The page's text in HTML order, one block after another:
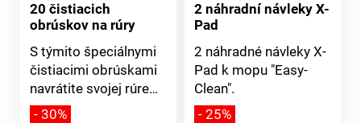
20 čistiacich
obrúskov na rúry
S týmito špeciálnymi
čistiacimi obrúskami
navrátite svojej rúre
opäť vysoký lesk.
- 30%
2 náhradní návleky X-
Pad
2 náhradné návleky X-
Pad k mopu "Easy-
Clean".
- 25%